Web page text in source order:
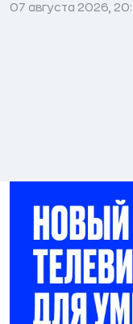
07 августа 2026,